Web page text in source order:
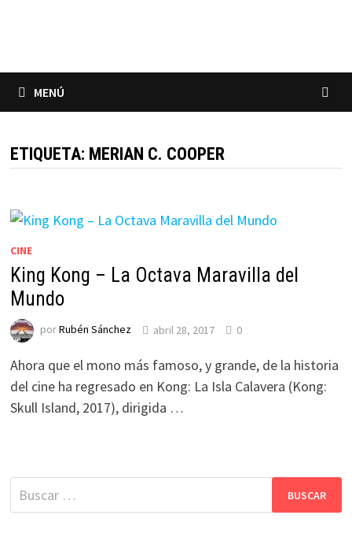
MENÚ
ETIQUETA: MERIAN C. COOPER
CINE
King Kong – La Octava Maravilla del
Mundo
porRubén Sánchez abril 28, 2017 0
Ahora que el mono más famoso, y grande, de la historia
del cine ha regresado en Kong: La Isla Calavera (Kong:
Skull Island, 2017), dirigida …
Buscar: